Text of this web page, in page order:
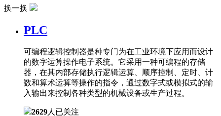
换一换
PLC
可编程逻辑控制器是种专门为在工业环境下应用而设计
的数字运算操作电子系统。它采用一种可编程的存储
器，在其内部存储执行逻辑运算、顺序控制、定时、计
数和算术运算等操作的指令，通过数字式或模拟式的输
入输出来控制各种类型的机械设备或生产过程。
2629人已关注